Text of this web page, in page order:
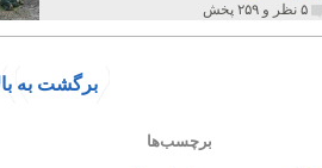
۵ نظر و ۲۵۹ پخش
برگشت به
برچسب‌ها